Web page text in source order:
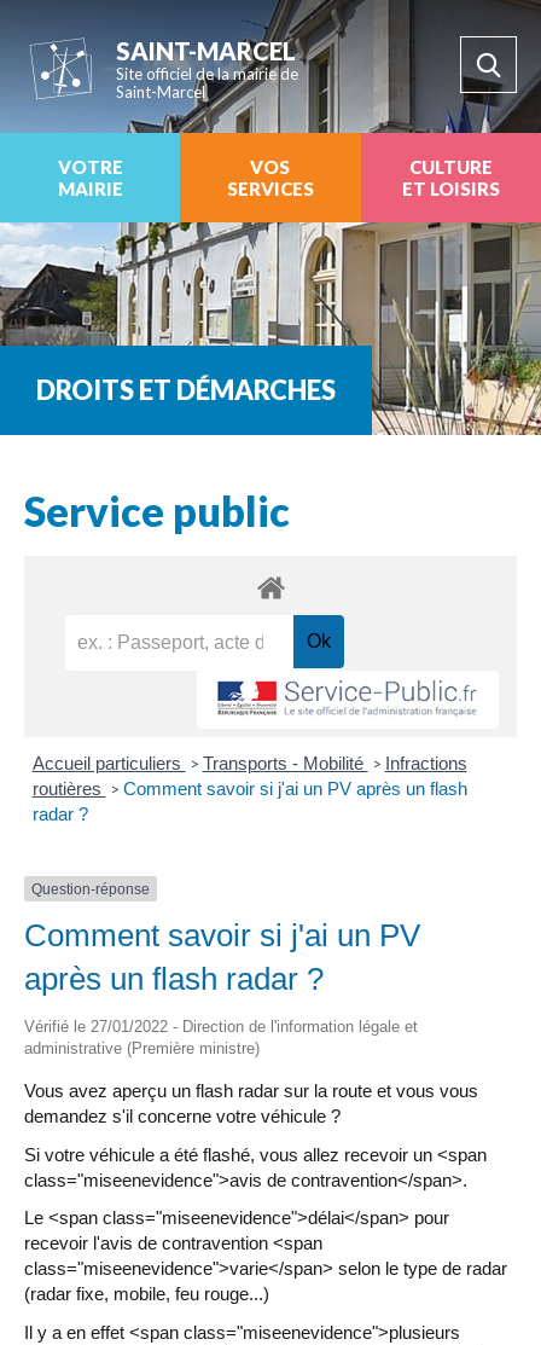
SAINT-MARCEL
Site officiel de la mairie de
Saint-Marcel
VOTRE
MAIRIE
VOS
SERVICES
CULTURE
ET LOISIRS
DROITS ET DÉMARCHES
Service public
Accueil particuliers > Transports - Mobilité > Infractions
routières
> Comment savoir si j'ai un PV après un flash
radar ?
Question-réponse
Comment savoir si j'ai un PV
après un flash radar ?
Vérifié le 27/01/2022 - Direction de l'information légale et
administrative (Première ministre)
Vous avez aperçu un flash radar sur la route et vous vous
demandez s'il concerne votre véhicule ?
Si votre véhicule a été flashé, vous allez recevoir un <span
class="miseenevidence">avis de contravention</span>.
Le <span class="miseenevidence">délai</span> pour
recevoir l'avis de contravention <span
class="miseenevidence">varie</span> selon le type de radar
(radar fixe, mobile, feu rouge...)
Il y a en effet <span class="miseenevidence">plusieurs